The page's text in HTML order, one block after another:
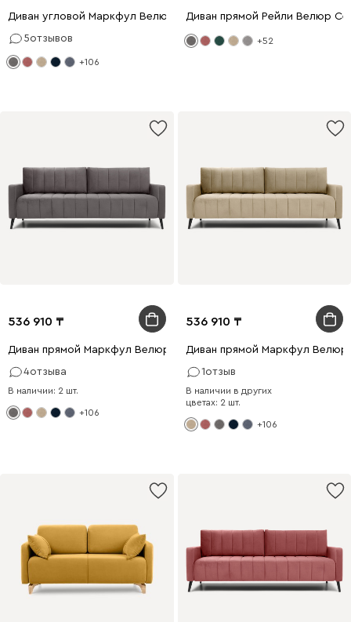
Диван угловой Маркфул Велюр Серый
5отзывов
+106
Диван прямой Рейли Велюр
+52
536 910
Диван прямой Маркфул Велюр Серый
4отзыва
В наличии: 2 шт.
+106
536 910
Диван прямой Маркфул Велюр
1отзыв
В наличии в других
цветах: 2 шт.
+106